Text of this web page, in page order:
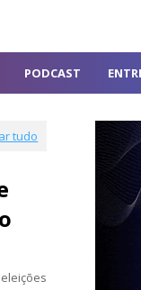
PODCAST
tudo